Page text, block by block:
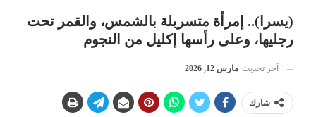
(يسرا).. إمرأة متسربلة بالشمس، والقمر تحت
رجليها، وعلى رأسها إكليل من النجوم
آخر تحديث مارس 12, 2026
شارك